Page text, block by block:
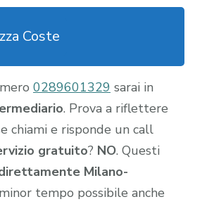
Coste
0289601329 sarai in
. Prova a riflettere
chiami e risponde un call
gratuito? NO. Questi
Milano-
tempo possibile anche